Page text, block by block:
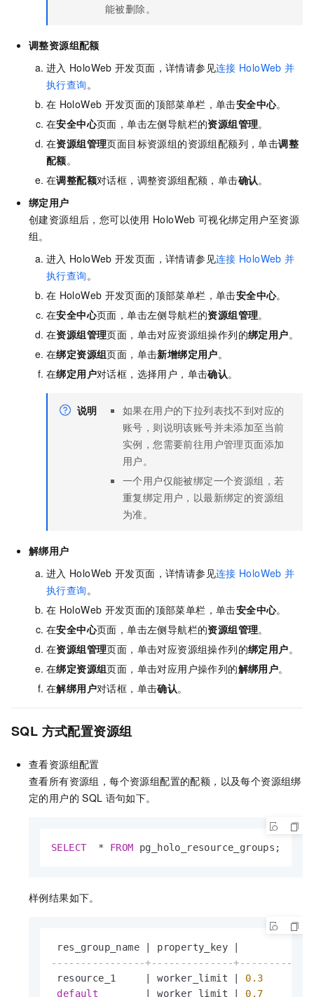
能被删除。
调整资源组配额
进入 HoloWeb 开发页面，详情请参见连接 HoloWeb 并
执行查询。
在 HoloWeb 开发页面的顶部菜单栏，单击安全中心。
在安全中心页面，单击左侧导航栏的资源组管理。
在资源组管理页面目标资源组的资源组配额列，单击调整
配额。
在调整配额对话框，调整资源组配额，单击确认。
绑定用户
创建资源组后，您可以使用 HoloWeb 可视化绑定用户至资源
组。
进入 HoloWeb 开发页面，详情请参见连接 HoloWeb 并
执行查询。
在 HoloWeb 开发页面的顶部菜单栏，单击安全中心。
在安全中心页面，单击左侧导航栏的资源组管理。
在资源组管理页面，单击对应资源组操作列的绑定用户。
在绑定资源组页面，单击新增绑定用户。
在绑定用户对话框，选择用户，单击确认。
说明
如果在用户的下拉列表找不到对应的
账号，则说明该账号并未添加至当前
实例，您需要前往用户管理页面添加
用户。
一个用户仅能被绑定一个资源组，若
重复绑定用户，以最新绑定的资源组
为准。
解绑用户
进入 HoloWeb 开发页面，详情请参见连接 HoloWeb 并
执行查询。
在 HoloWeb 开发页面的顶部菜单栏，单击安全中心。
在安全中心页面，单击左侧导航栏的资源组管理。
在资源组管理页面，单击对应资源组操作列的绑定用户。
在绑定资源组页面，单击对应用户操作列的解绑用户。
在解绑用户对话框，单击确认。
SQL 方式配置资源组
查看资源组配置
查看所有资源组，每个资源组配置的配额，以及每个资源组绑
定的用户的 SQL 语句如下。
SELECT * FROM pg_holo_resource_groups;
样例结果如下。
res_group_name | property_key
|
----------------+--------------
resource_1
| worker_limit |
0.3
default
| worker_limit | 0.7